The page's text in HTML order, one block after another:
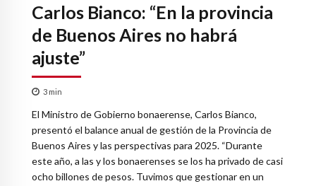
Carlos Bianco: “En la provincia
de Buenos Aires no habrá
ajuste”
3 min
El Ministro de Gobierno bonaerense, Carlos Bianco,
presentó el balance anual de gestión de la Provincia de
Buenos Aires y las perspectivas para 2025. “Durante
este año, a las y los bonaerenses se los ha privado de casi
ocho billones de pesos. Tuvimos que gestionar en un